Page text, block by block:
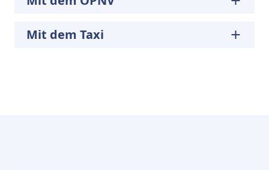
Mit dem Taxi